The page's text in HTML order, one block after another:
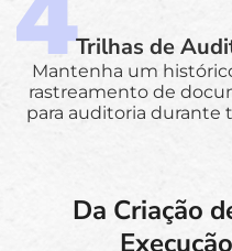
Trilhas de
Mantenha um
rastreamento de
para auditoria durante
Da Criação